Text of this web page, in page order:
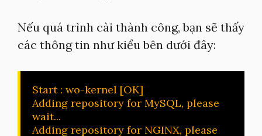
Nếu quá trình cài thành công, bạn sẽ thấy
các thông tin như kiểu bên dưới đây:
Start : wo-kernel [OK]
Adding repository for MySQL, please
wait...
Adding repository for NGINX, please